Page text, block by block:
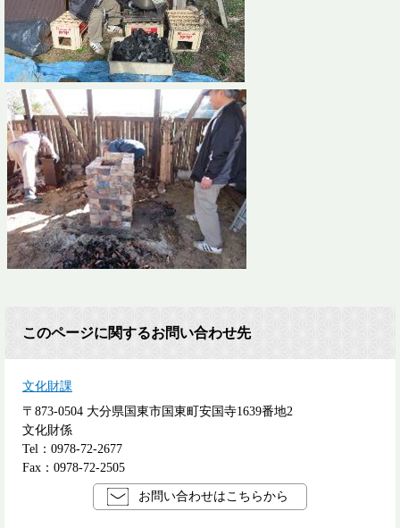
このページに関するお問い合わせ先
文化財課
〒873-0504 大分県国東市国東町安国寺1639番地2
文化財係
Tel：0978-72-2677
Fax：0978-72-2505
お問い合わせはこちらから